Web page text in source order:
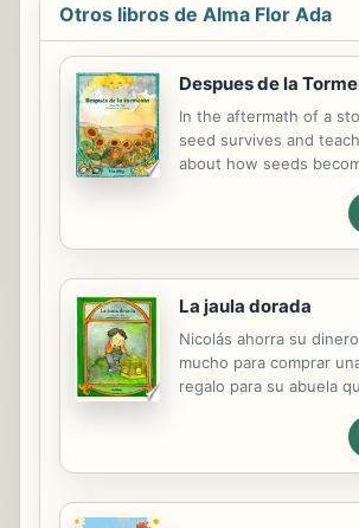
Otros libros de Alma Flor Ada
Despues de la
In the aftermath of a
seed survives and
about how seeds
La jaula dorada
Nicolás ahorra su
mucho para comprar
regalo para su abuela
abuelita prefiere ver